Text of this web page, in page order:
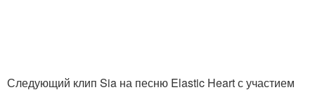
Следующий клип Sia на песню Elastic Heart с участием